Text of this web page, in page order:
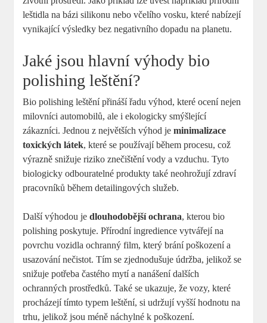
leštidla na bázi silikonu nebo včelího vosku, které nabízejí
vynikající výsledky bez negativního dopadu na planetu.
Jaké jsou hlavní výhody bio
polishing leštění?
Bio polishing leštění přináší řadu výhod, které ocení nejen
milovníci automobilů, ale i ekologicky smýšlející
zákazníci. Jednou z největších výhod jeminimalizace
toxických látek, které se používají během procesu, což
výrazně snižuje riziko znečištění vody a vzduchu. Tyto
biologicky odbouratelné produkty také neohrožují zdraví
pracovníků během detailingových služeb.
Další výhodou jedlouhodobější ochrana, kterou bio
polishing poskytuje. Přírodní ingredience vytvářejí na
povrchu vozidla ochranný film, který brání poškození a
usazování nečistot. Tím se zjednodušuje údržba, jelikož se
snižuje potřeba častého mytí a nanášení dalších
ochranných prostředků. Také se ukazuje, že vozy, které
procházejí tímto typem leštění, si udržují vyšší hodnotu na
trhu, jelikož jsou méně náchylné k poškození.